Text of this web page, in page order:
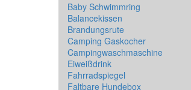
Baby Schwimmring
Balancekissen
Brandungsrute
Camping Gaskocher
Campingwaschmaschine
Eiweißdrink
Fahrradspiegel
Faltbare Hundebox